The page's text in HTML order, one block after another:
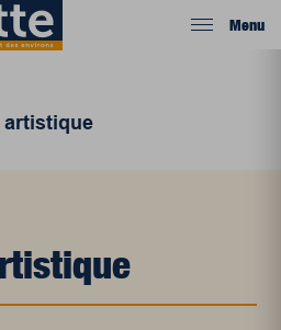
Menu
artistique